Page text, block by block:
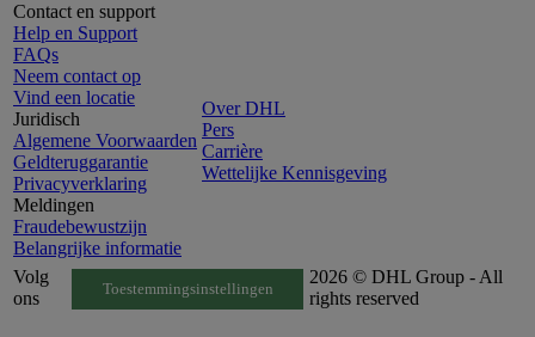
Contact en support
Help en Support
FAQs
Neem contact op
Vind een locatie
Juridisch
Algemene Voorwaarden
Geldteruggarantie
Privacyverklaring
Meldingen
Fraudebewustzijn
Belangrijke informatie
Over DHL
Pers
Carrière
Wettelijke Kennisgeving
Volg
ons
Toestemmingsinstellingen
2026 © DHL Group - All
rights reserved